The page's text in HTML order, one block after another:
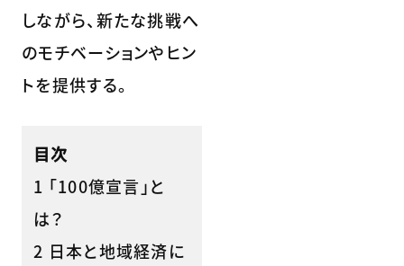
しながら、新たな挑戦へ
のモチベーションやヒン
トを提供する。
目次
1 「100億宣言」と
は？
2 日本と地域経済に